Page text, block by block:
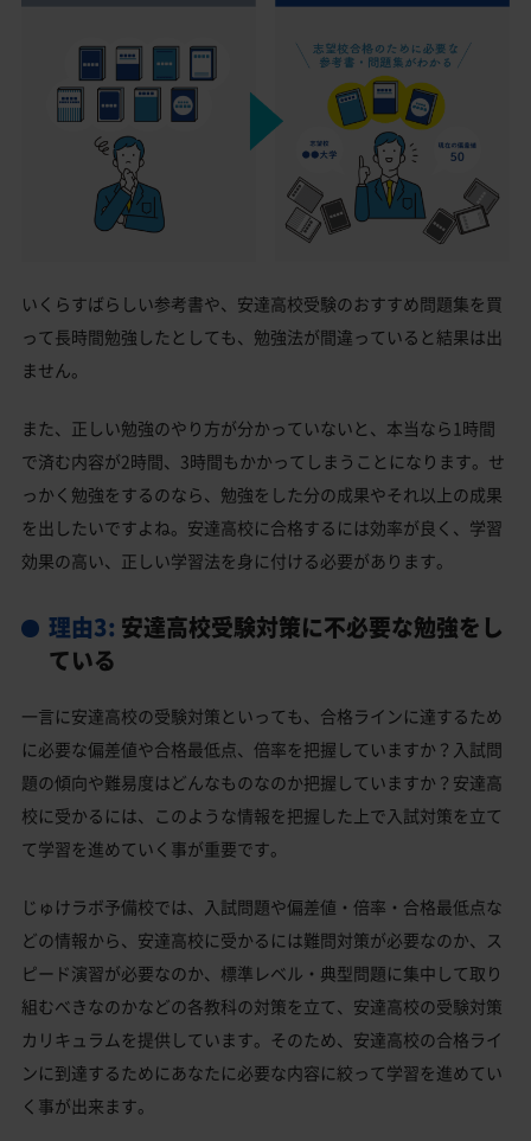
いくらすばらしい参考書や、安達高校受験のおすすめ問題集を買
って長時間勉強したとしても、勉強法が間違っていると結果は出
ません。
また、正しい勉強のやり方が分かっていないと、本当なら1時間
で済む内容が2時間、3時間もかかってしまうことになります。せ
っかく勉強をするのなら、勉強をした分の成果やそれ以上の成果
を出したいですよね。安達高校に合格するには効率が良く、学習
効果の高い、正しい学習法を身に付ける必要があります。
理由3: 安達高校受験対策に不必要な勉強をし
ている
一言に安達高校の受験対策といっても、合格ラインに達するため
に必要な偏差値や合格最低点、倍率を把握していますか？入試問
題の傾向や難易度はどんなものなのか把握していますか？安達高
校に受かるには、このような情報を把握した上で入試対策を立て
て学習を進めていく事が重要です。
じゅけラボ予備校では、入試問題や偏差値・倍率・合格最低点な
どの情報から、安達高校に受かるには難問対策が必要なのか、ス
ピード演習が必要なのか、標準レベル・典型問題に集中して取り
組むべきなのかなどの各教科の対策を立て、安達高校の受験対策
カリキュラムを提供しています。そのため、安達高校の合格ライ
ンに到達するためにあなたに必要な内容に絞って学習を進めてい
く事が出来ます。